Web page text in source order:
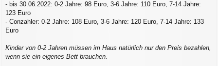
- bis 30.06.2022: 0-2 Jahre: 98 Euro, 3-6 Jahre: 110 Euro, 7-14 Jahre:
123 Euro
- Conzahler: 0-2 Jahre: 108 Euro, 3-6 Jahre: 120 Euro, 7-14 Jahre: 133
Euro
Kinder von 0-2 Jahren müssen im Haus natürlich nur den Preis bezahlen,
wenn sie ein eigenes Bett brauchen.